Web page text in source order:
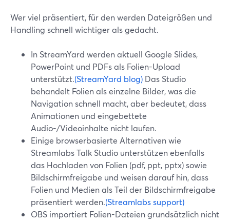
Wer viel präsentiert, für den werden Dateigrößen und
Handling schnell wichtiger als gedacht.
In StreamYard werden aktuell Google Slides,
PowerPoint und PDFs als Folien-Upload
unterstützt.(StreamYard blog) Das Studio
behandelt Folien als einzelne Bilder, was die
Navigation schnell macht, aber bedeutet, dass
Animationen und eingebettete
Audio-/Videoinhalte nicht laufen.
Einige browserbasierte Alternativen wie
Streamlabs Talk Studio unterstützen ebenfalls
das Hochladen von Folien (pdf, ppt, pptx) sowie
Bildschirmfreigabe und weisen darauf hin, dass
Folien und Medien als Teil der Bildschirmfreigabe
präsentiert werden.(Streamlabs support)
OBS importiert Folien-Dateien grundsätzlich nicht